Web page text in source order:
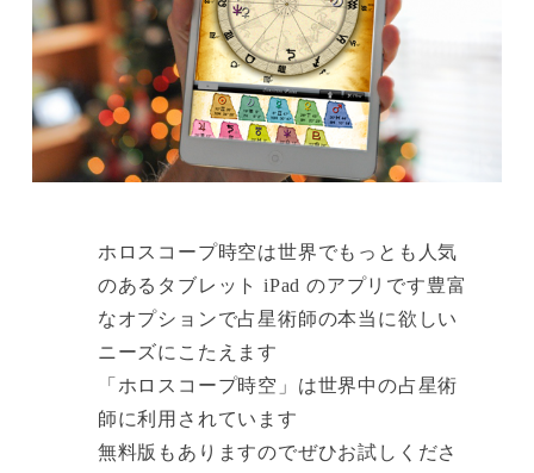
ホロスコープ時空は世界でもっとも人気
のあるタブレット iPad のアプリです豊富
なオプションで占星術師の本当に欲しい
ニーズにこたえます
「ホロスコープ時空」は世界中の占星術
師に利用されています
無料版もありますのでぜひお試しくださ